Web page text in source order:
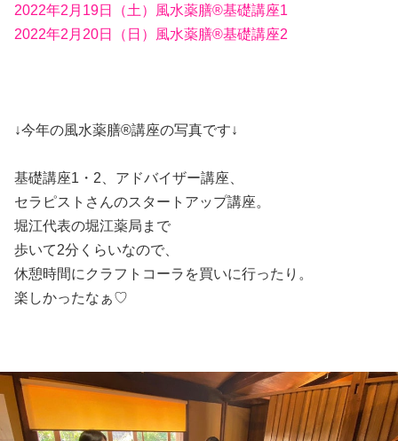
2022年2月19日（土）風水薬膳®基礎講座1
2022年2月20日（日）風水薬膳®基礎講座2
↓今年の風水薬膳®︎講座の写真です↓
基礎講座1・2、アドバイザー講座、
セラピストさんのスタートアップ講座。
堀江代表の堀江薬局まで
歩いて2分くらいなので、
休憩時間にクラフトコーラを買いに行ったり。
楽しかったなぁ♡